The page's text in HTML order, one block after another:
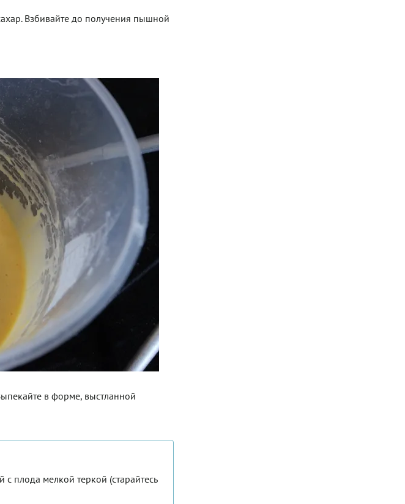
Взбивайте до получения пышной
в форме, выстланной
плода мелкой теркой (старайтесь